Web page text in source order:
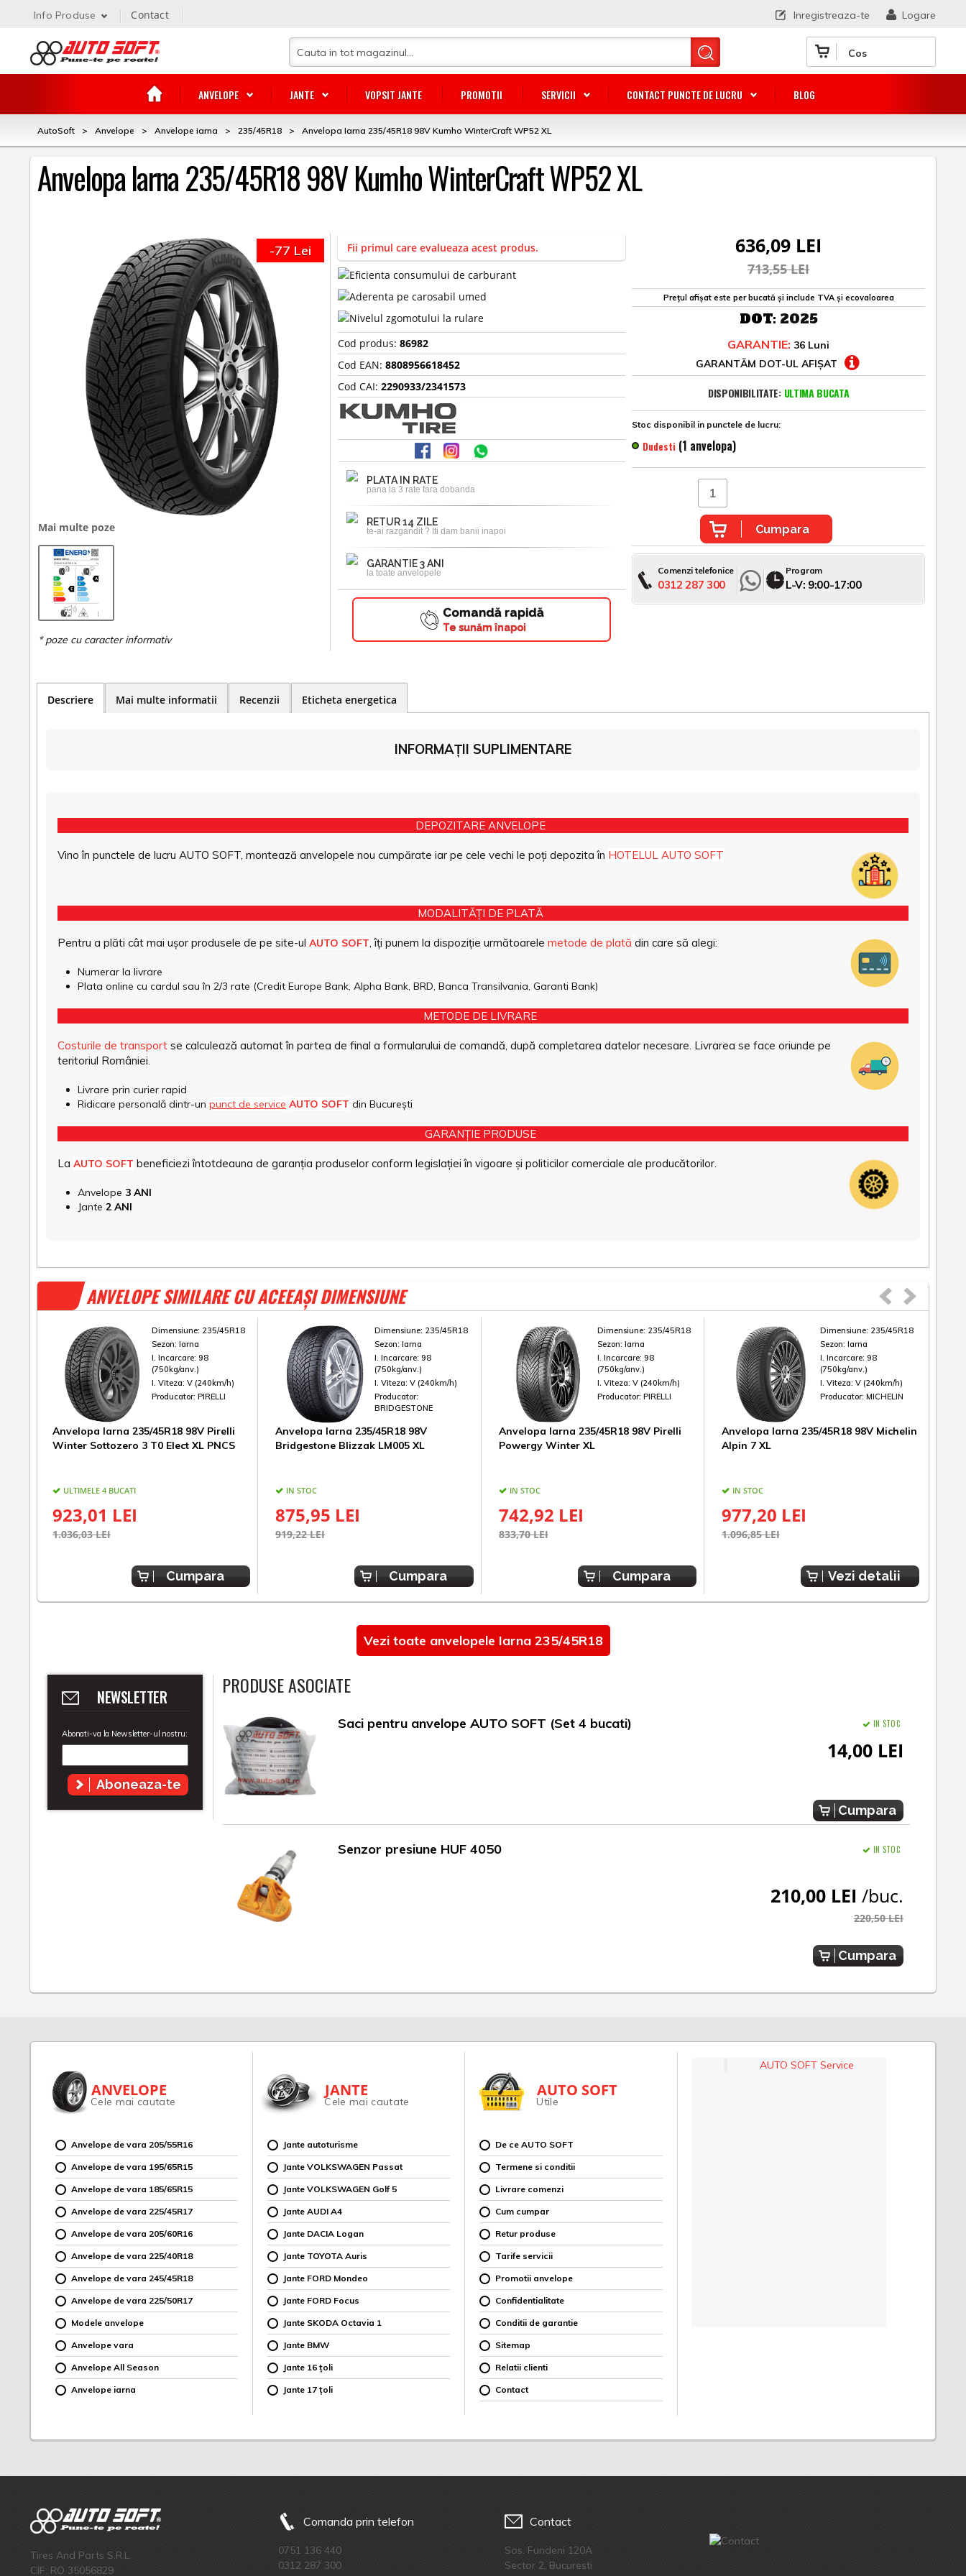
Cos
ANVELOPE JANTE VOPSIT JANTE PROMOTII SERVICII CONTACT PUNCTE DE LUCRU BLOG
Logare
Inregistreaza-te
Info Produse Contact
AutoSoft > Anvelope > Anvelope iarna > 235/45R18 > Anvelopa Iarna 235/45R18 98V Kumho WinterCraft WP52 XL
Anvelopa Iarna 235/45R18 98V Kumho WinterCraft WP52 XL
Mai multe poze
-77 Lei Fii primul care evalueaza acest produs.
Cod produs:86982
Cod EAN:8808956618452
Cod CAI:2290933/2341573
PLATA IN RATE
pana la 3 rate fara dobanda
RETUR 14 ZILE
te-ai razgandit ? Iti dam banii inapoi
GARANTIE 3 ANI
la toate anvelopele
Comandă rapidă
Te sunăm înapoi
636,09 LEI
713,55 LEI
Prețul afișat este per bucată și include TVA și ecovaloarea
DOT: 2025
GARANTIE: 36 Luni
GARANTĂM DOT-UL AFIȘAT
DISPONIBILITATE: ULTIMA BUCATA
Stoc disponibil in punctele de lucru:
Dudesti (1 anvelopa)
Cumpara
Comenzi telefonice
0312 287 300
Program
L-V: 9:00-17:00
Descriere Mai multe informatii Recenzii Eticheta energetica
INFORMAȚII SUPLIMENTARE
DEPOZITARE ANVELOPE
Vino în punctele de lucru AUTO SOFT, montează anvelopele nou cumpărate iar pe cele vechi le poți depozita în HOTELUL AUTO SOFT
MODALITĂȚI DE PLATĂ
Pentru a plăti cât mai ușor produsele de pe site-ul AUTO SOFT, îți punem la dispoziție următoarele metode de plată din care să alegi:
Numerar la livrare
Plata online cu cardul sau în 2/3 rate (Credit Europe Bank, Alpha Bank, BRD, Banca Transilvania, Garanti Bank)
METODE DE LIVRARE
Costurile de transport se calculează automat în partea de final a formularului de comandă, după completarea datelor necesare. Livrarea se face oriunde pe
teritoriul României.
Livrare prin curier rapid
Ridicare personală dintr-un punct de service AUTO SOFT din București
GARANȚIE PRODUSE
La AUTO SOFT beneficiezi întotdeauna de garanția produselor conform legislației în vigoare și politicilor comerciale ale producătorilor.
Anvelope 3 ANI
Jante 2 ANI
ANVELOPE SIMILARE CU ACEEAȘI DIMENSIUNE
Dimensiune: 235/45R18
Sezon: Iarna
I. Incarcare: 98
(750kg/anv.)
I. Viteza: V (240km/h)
Producator: PIRELLI
Anvelopa Iarna 235/45R18 98V Pirelli
Winter Sottozero 3 T0 Elect XL PNCS
ULTIMELE 4 BUCATI
923,01 LEI
1.036,03 LEI
Cumpara
Dimensiune: 235/45R18
Sezon: Iarna
I. Incarcare: 98
(750kg/anv.)
I. Viteza: V (240km/h)
Producator:
BRIDGESTONE
Anvelopa Iarna 235/45R18 98V
Bridgestone Blizzak LM005 XL
IN STOC
875,95 LEI
919,22 LEI
Cumpara
Dimensiune: 235/45R18
Sezon:Iarna
I. Incarcare:98
(750kg/anv.)
I. Viteza:V (240km/h)
Producator:PIRELLI
Anvelopa Iarna 235/45R18 98V Pirelli
Powergy Winter XL
IN STOC
742,92 LEI
833,70 LEI
Cumpara
Dimensiune: 235/45R18
Sezon:Iarna
I. Incarcare:98
(750kg/anv.)
I. Viteza:V (240km/h)
Producator:MICHELIN
Anvelopa Iarna 235/45R18 98V Michelin
Alpin 7 XL
IN STOC
977,20 LEI
1.096,85 LEI
Vezi detalii
Vezi toate anvelopele Iarna 235/45R18
NEWSLETTER
Abonati-va la Newsletter-ul nostru:
Aboneaza-te
PRODUSE ASOCIATE
Saci pentru anvelope AUTO SOFT (Set 4 bucati) IN STOC
14,00 LEI
Cumpara
Senzor presiune HUF 4050 IN STOC
210,00 LEI /buc.
220,50 LEI
Cumpara
ANVELOPE
Cele mai cautate
Anvelope de vara 205/55R16
Anvelope de vara 195/65R15
Anvelope de vara 185/65R15
Anvelope de vara 225/45R17
Anvelope de vara 205/60R16
Anvelope de vara 225/40R18
Anvelope de vara 245/45R18
Anvelope de vara 225/50R17
Modele anvelope
Anvelope vara
Anvelope All Season
Anvelope iarna
JANTE
Cele mai cautate
Jante autoturisme
Jante VOLKSWAGEN Passat
Jante VOLKSWAGEN Golf 5
Jante AUDI A4
Jante DACIA Logan
Jante TOYOTA Auris
Jante FORD Mondeo
Jante FORD Focus
Jante SKODA Octavia 1
Jante BMW
Jante 16 țoli
Jante 17 țoli
AUTO SOFT
Utile
De ce AUTO SOFT
Termene si conditii
Livrare comenzi
Cum cumpar
Retur produse
Tarife servicii
Promotii anvelope
Confidentialitate
Conditii de garantie
Sitemap
Relatii clienti
Contact
AUTO SOFT Service
Tires And Parts S.R.L.
CIF: RO 35056829
Comanda prin telefon
0751 136 440
0312 287 300
Contact
Sos. Fundeni 120A
Sector 2, Bucuresti